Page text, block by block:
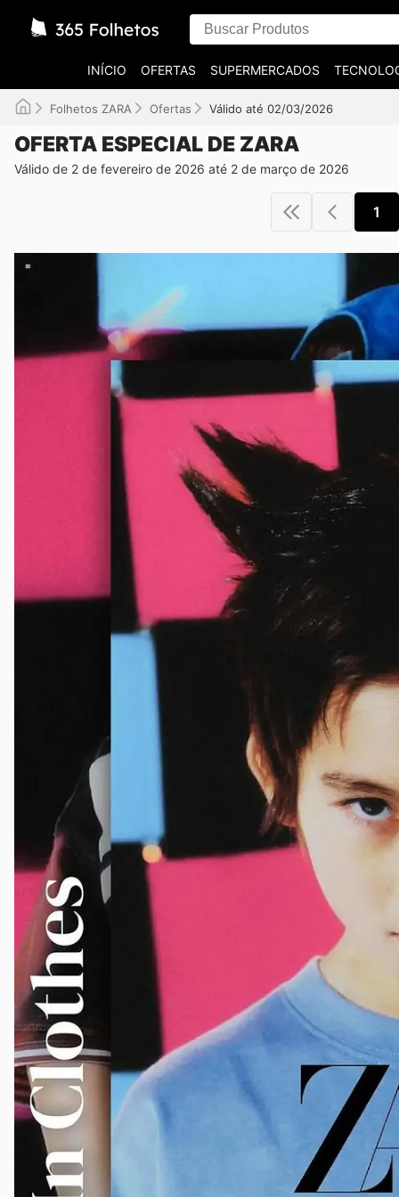
INÍCIO OFERTAS SUPERMERCADOS
Folhetos ZARA Ofertas Válido até 02/03/2026
OFERTA ESPECIAL DE ZARA
Válido de 2 de fevereiro de 2026 até 2 de março de 2026
1